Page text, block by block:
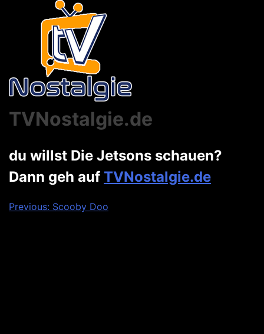
TVNostalgie.de
du willst Die Jetsons schauen?
Dann geh auf TVNostalgie.de
Beitragsnavigation
Previous: Scooby Doo